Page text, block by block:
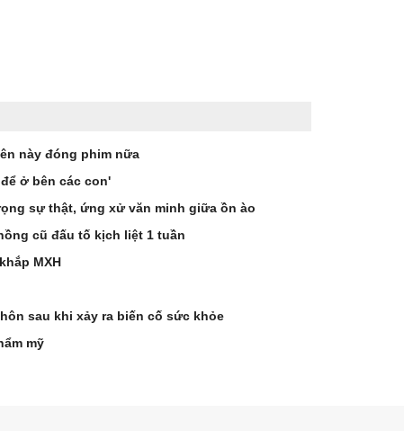
này đóng phim nữa
ở bên các con'
sự thật, ứng xử văn minh giữa ồn ào
cũ đấu tố kịch liệt 1 tuần
MXH
sau khi xảy ra biến cố sức khỏe
mỹ